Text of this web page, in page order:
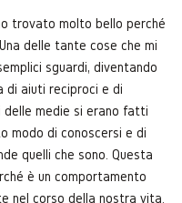
trovato molto bello perché
delle tante cose che mi
sguardi, diventando
di aiuti reciproci e di
delle medie si erano fatti
modo di conoscersi e di
quelli che sono. Questa
è un comportamento
nel corso della nostra vita.